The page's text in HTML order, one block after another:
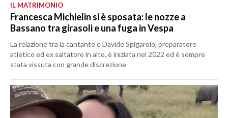
IL MATRIMONIO
Francesca Michielin si è sposata: le nozze a
Bassano tra girasoli e una fuga in Vespa
La relazione tra la cantante e Davide Spigarolo, preparatore
atletico ed ex saltatore in alto, è iniziata nel 2022 ed è sempre
stata vissuta con grande discrezione